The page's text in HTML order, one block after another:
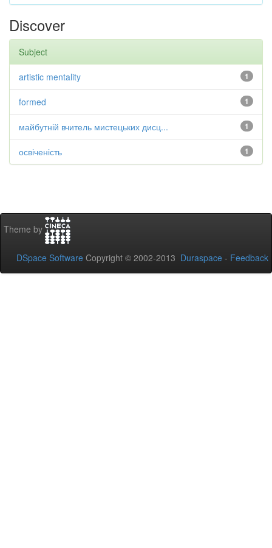
Discover
Subject
1
artistic mentality
1
formed
1
майбутній вчитель мистецьких дисц...
1
освіченість
Theme by
DSpace Software Copyright © 2002-2013 Duraspace - Feedback